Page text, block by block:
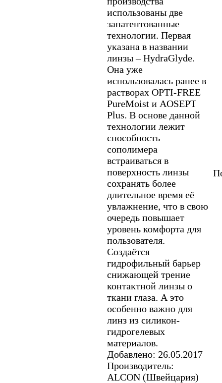
использованы две
запатентованные
технологии. Первая
указана в названии
линзы – HydraGlyde.
Она уже
использовалась ранее в
растворах OPTI-FREE
PureMoist и AOSEPT
Plus. В основе данной
технологии лежит
способность
сополимера
встраиваться в
поверхность линзы
сохранять более
длительное время её
увлажнение, что в свою
очередь повышает
уровень комфорта для
пользователя.
Создаётся
гидрофильный барьер
снижающей трение
контактной линзы о
ткани глаза. А это
особенно важно для
линз из силикон-
гидрогелевых
материалов.
Добавлено: 26.05.2017
Производитель:
ALCON (Швейцария)